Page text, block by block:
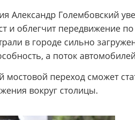
Александр Голембовский
и облегчит передвижение
в городе сильно
а поток
мостовой переход сможет
вокруг столицы.